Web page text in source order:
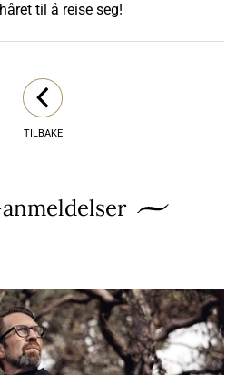
til å reise seg!
TILBAKE